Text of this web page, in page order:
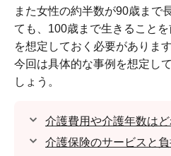
また女性の約半数が90歳まで
ても、100歳まで生きること
を想定しておく必要があります
今回は具体的な事例を想定し
しょう。
介護費用や介護年数はど
介護保険のサービスと